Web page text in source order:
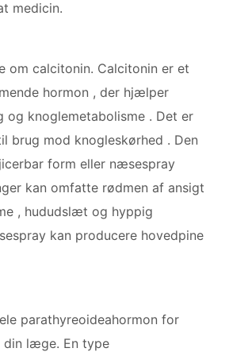
medicin.
om calcitonin. Calcitonin er et
hormon , der hjælper
og knoglemetabolisme . Det er
brug mod knogleskørhed . Den
form eller næsespray
kan omfatte rødmen af ansigt
, hududslæt og hyppig
kan producere hovedpine
parathyreoideahormon for
din læge. En type